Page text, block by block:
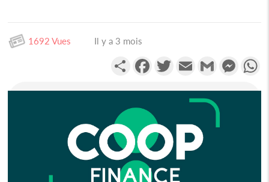
1692 Vues Il y a 3 mois
PartagerFacebookTwitterEmail Gmail